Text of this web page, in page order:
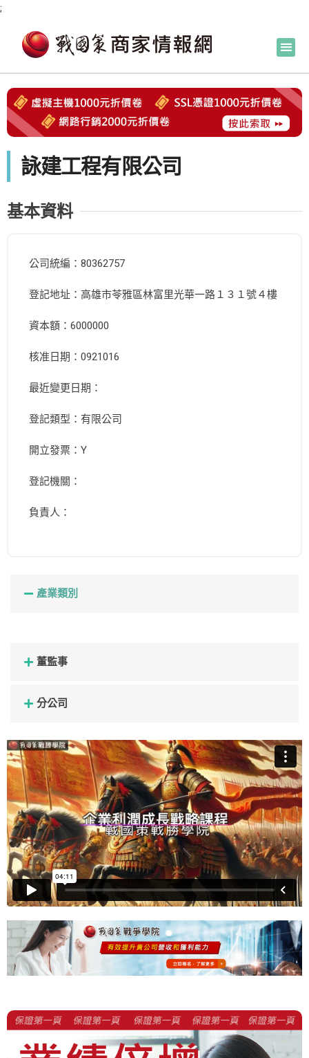
;
詠建工程有限公司
基本資料
公司統編：80362757
登記地址：高雄市苓雅區林富里光華一路１３１號４樓
資本額：6000000
核准日期：0921016
最近變更日期：
登記類型：有限公司
開立發票：Y
登記機關：
負責人：
產業類別
董監事
分公司